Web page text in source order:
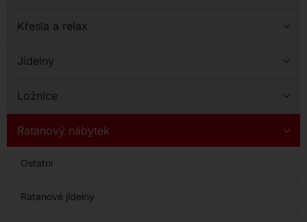
Křesla a relax
Jídelny
Ložnice
Ratanový nábytek
Ostatní
Ratanové jídelny